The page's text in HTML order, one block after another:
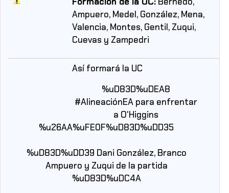
Ampuero, Medel, González, Mena,
Valencia, Montes, Gentil, Zuqui,
Cuevas y Zampedri
Así formará la UC
%uD83D%uDEA8
#AlineaciónEA para enfrentar
a O'Higgins
%u26AA%uFE0F%uD83D%uDD35
%uD83D%uDD39 Dani González, Branco
Ampuero y Zuqui de la partida
%uD83D%uDC4A